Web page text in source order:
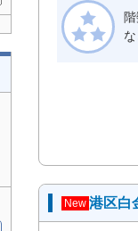
New 港区白